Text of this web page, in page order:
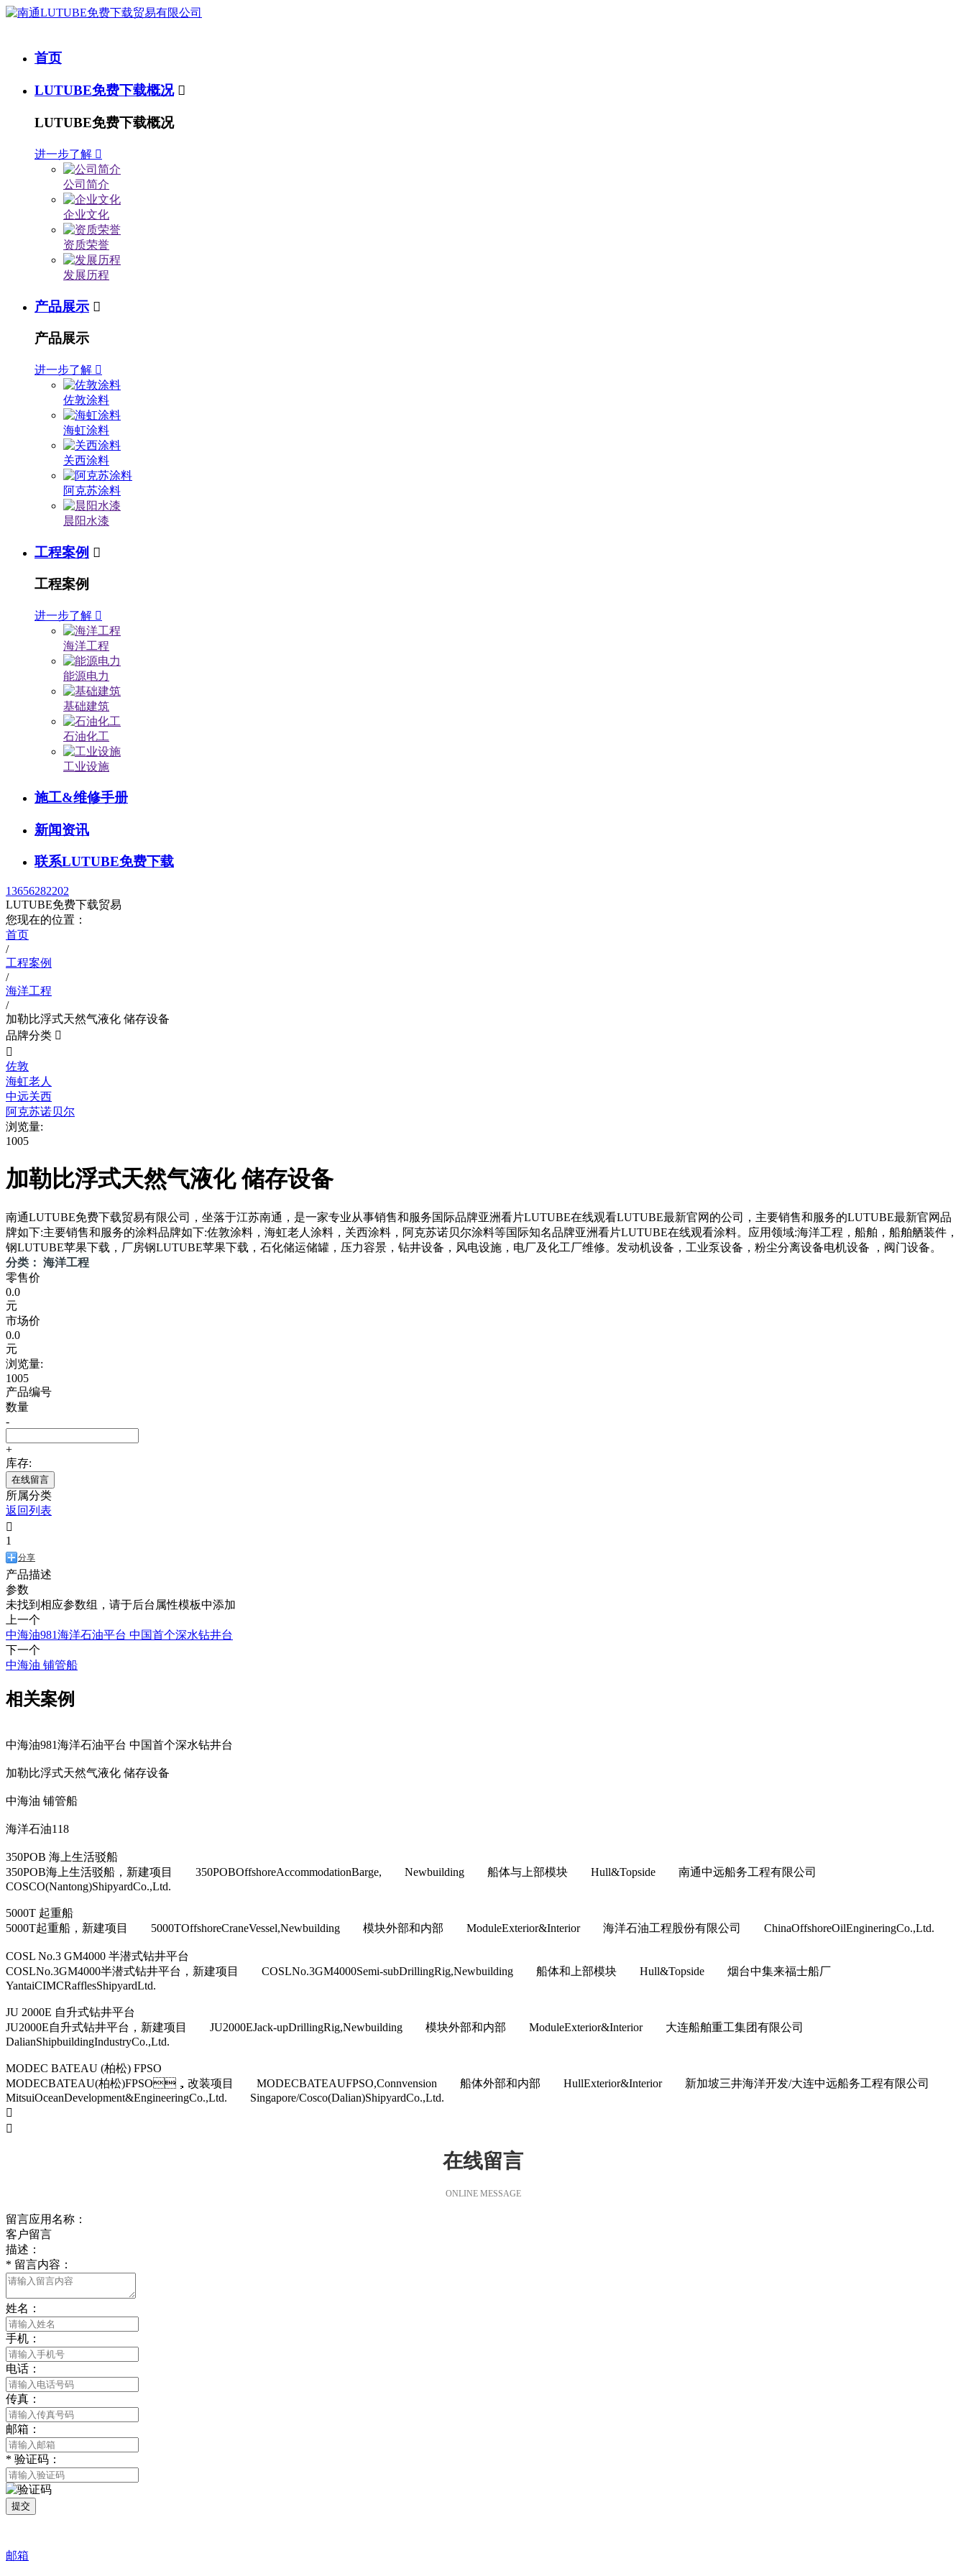
首页
LUTUBE免费下载概况 
LUTUBE免费下载概况
进一步了解 
公司简介
企业文化
资质荣誉
发展历程
产品展示 
产品展示
进一步了解 
佐敦涂料
海虹涂料
关西涂料
阿克苏涂料
晨阳水漆
工程案例 
工程案例
进一步了解 
海洋工程
能源电力
基础建筑
石油化工
工业设施
施工&维修手册
新闻资讯
联系LUTUBE免费下载
13656282202
LUTUBE免费下载贸易
您现在的位置：
首页
/
工程案例
/
海洋工程
/
加勒比浮式天然气液化 储存设备
品牌分类 

佐敦
海虹老人
中远关西
阿克苏诺贝尔
浏览量:
1005
加勒比浮式天然气液化 储存设备
南通LUTUBE免费下载贸易有限公司，坐落于江苏南通，是一家专业从事销售和服务国际品牌亚洲看片LUTUBE在线观看LUTUBE最新官网的公司，主要销售和服务的LUTUBE最新官网品
牌如下:主要销售和服务的涂料品牌如下:佐敦涂料，海虹老人涂料，关西涂料，阿克苏诺贝尔涂料等国际知名品牌亚洲看片LUTUBE在线观看涂料。应用领域:海洋工程，船舶，船舶舾装件，
钢LUTUBE苹果下载，厂房钢LUTUBE苹果下载，石化储运储罐，压力容景，钻井设备，风电设施，电厂及化工厂维修。发动机设备，工业泵设备，粉尘分离设备电机设备 ，阀门设备。
分类： 海洋工程
零售价
0.0
元
市场价
0.0
元
浏览量:
1005
产品编号
数量
-
+
库存:
在线留言
所属分类
返回列表

1
分享
产品描述
参数
未找到相应参数组，请于后台属性模板中添加
上一个
中海油981海洋石油平台 中国首个深水钻井台
下一个
中海油 铺管船
相关案例
中海油981海洋石油平台 中国首个深水钻井台
加勒比浮式天然气液化 储存设备
中海油 铺管船
海洋石油118
350POB 海上生活驳船
350POB海上生活驳船，新建项目 350POBOffshoreAccommodationBarge, Newbuilding 船体与上部模块 Hull&Topside 南通中远船务工程有限公司
COSCO(Nantong)ShipyardCo.,Ltd.
5000T 起重船
5000T起重船，新建项目 5000TOffshoreCraneVessel,Newbuilding 模块外部和内部 ModuleExterior&Interior 海洋石油工程股份有限公司 ChinaOffshoreOilEngineringCo.,Ltd.
COSL No.3 GM4000 半潜式钻井平台
COSLNo.3GM4000半潜式钻井平台，新建项目 COSLNo.3GM4000Semi-subDrillingRig,Newbuilding 船体和上部模块 Hull&Topside 烟台中集来福士船厂
YantaiCIMCRafflesShipyardLtd.
JU 2000E 自升式钻井平台
JU2000E自升式钻井平台，新建项目 JU2000EJack-upDrillingRig,Newbuilding 模块外部和内部 ModuleExterior&Interior 大连船舶重工集团有限公司
DalianShipbuildingIndustryCo.,Ltd.
MODEC BATEAU (柏松) FPSO
MODECBATEAU(柏松)FPSO，改装项目 MODECBATEAUFPSO,Connvension 船体外部和内部 HullExterior&Interior 新加坡三井海洋开发/大连中远船务工程有限公司
MitsuiOceanDevelopment&EngineeringCo.,Ltd. Singapore/Cosco(Dalian)ShipyardCo.,Ltd.


在线留言
ONLINE MESSAGE
留言应用名称：
客户留言
描述：
* 留言内容：
姓名：
手机：
电话：
传真：
邮箱：
* 验证码：
提交
邮箱